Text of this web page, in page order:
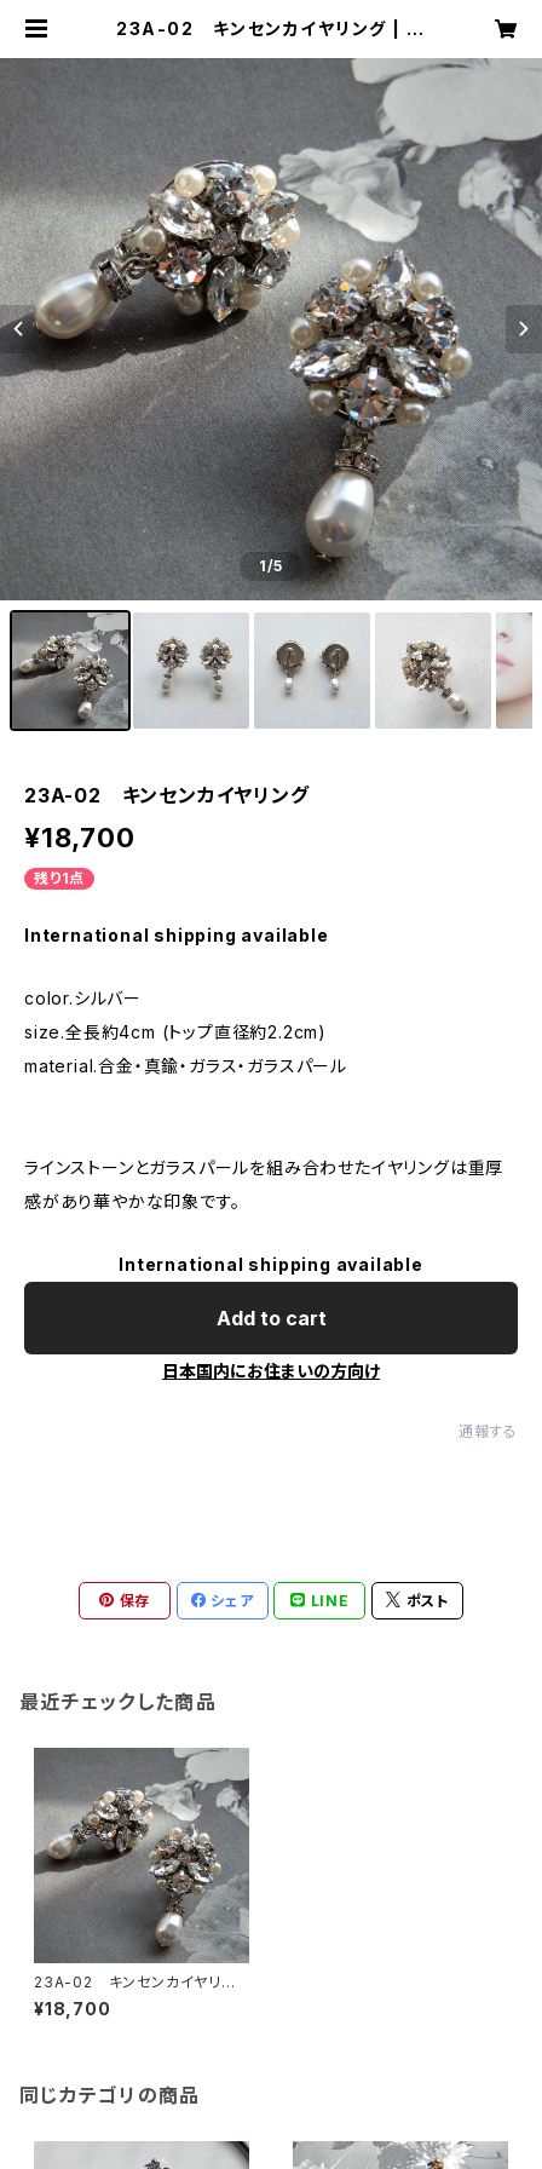
23A-02 キンセンカイヤリング | m
1/5
23A-02 キンセンカイヤリング
¥18,700
残り1点
International shipping available
color.シルバー
size.全長約4cm (トップ直径約2.2cm)
material.合金・真鍮・ガラス・ガラスパール
ラインストーンとガラスパールを組み合わせたイヤリングは重厚
感があり華やかな印象です。
International shipping available
Add to cart
日本国内にお住まいの方向け
通報する
保存 シェア LINE ポスト
最近チェックした商品
23A-02 キンセンカイヤリン
グ
¥18,700
同じカテゴリの商品